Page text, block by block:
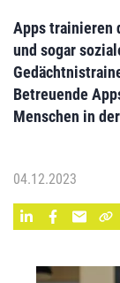
Apps trainieren
und sogar
Betreuende
Menschen in
04.12.2023